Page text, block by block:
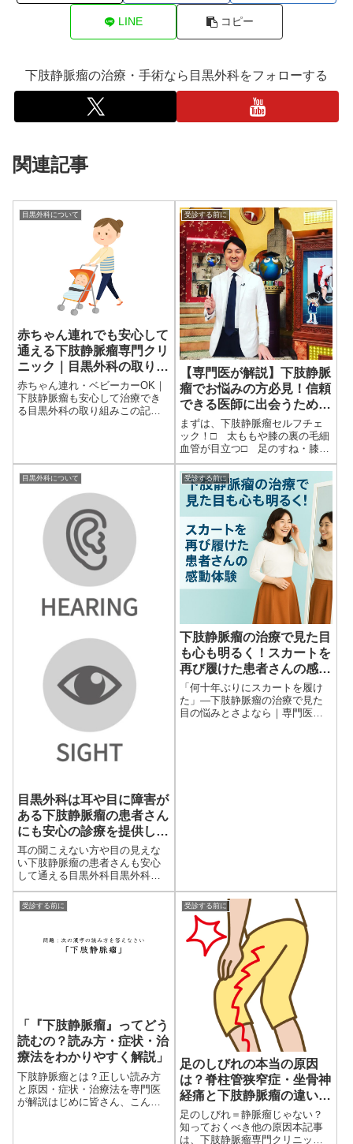
LINE コピー
下肢静脈瘤の治療・手術なら目黒外科をフォローする
関連記事
目黒外科について
赤ちゃん連れでも安心して
通える下肢静脈瘤専門クリ
ニック｜目黒外科の取り組
み
赤ちゃん連れ・ベビーカーOK｜
下肢静脈瘤も安心して治療でき
る目黒外科の取り組みこの記事
安心して受診できる下肢静脈
瘤...
受診する前に
【専門医が解説】下肢静脈
瘤でお悩みの方必見！信頼
できる医師に出会うための
6つのポイント
まずは、下肢静脈瘤セルフチェ
ック！□ 太ももや膝の裏の毛細
血管が目立つ□ 足のすね・膝の
裏やふくらはぎの血管が浮き出
てきた□ 寝ていると足がつる
□ 足が重くてだるい□ ふくら
はぎから下がほてる□ 夕方...
目黒外科について
目黒外科は耳や目に障害が
ある下肢静脈瘤の患者さん
にも安心の診療を提供しま
す
耳の聞こえない方や目の見えな
い下肢静脈瘤の患者さんも安心
して通える目黒外科目黒外科で
は、すべての患者さんが安心し
て診察を受けられるよう、さま
ざまなサポートを整えていま
えない...
受診する前に
下肢静脈瘤の治療で見た目
も心も明るく！スカートを
再び履けた患者さんの感動
体験
「何十年ぶりにスカートを履け
た」―下肢静脈瘤の治療で見た
目の悩みとさよなら｜専門医に
受診する前に
「『下肢静脈瘤』ってどう
読むの？読み方・症状・治
療法をわかりやすく解説」
下肢静脈瘤とは？正しい読み方
と原因・症状・治療法を専門医
が解説はじめに皆さん、こんに
受診する前に
足のしびれの本当の原因
は？脊柱管狭窄症・坐骨神
経痛と下肢静脈瘤の違いを
専門医が解説
足のしびれ＝静脈瘤じゃない？
知っておくべき他の原因本記事
は、下肢静脈瘤専門クリニック